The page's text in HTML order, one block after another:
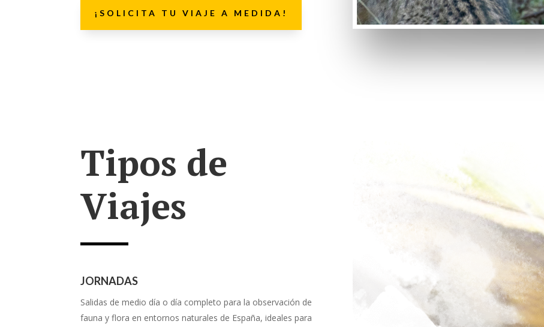
¡SOLICITA TU VIAJE A MEDIDA!
Tipos de
Viajes
JORNADAS
Salidas de medio día o día completo para la observación de
fauna y flora en entornos naturales de España, ideales para